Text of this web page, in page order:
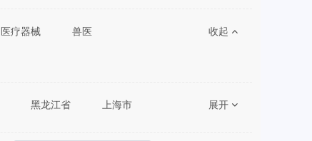
医疗器械
兽医
收起
黑龙江省
上海市
展开